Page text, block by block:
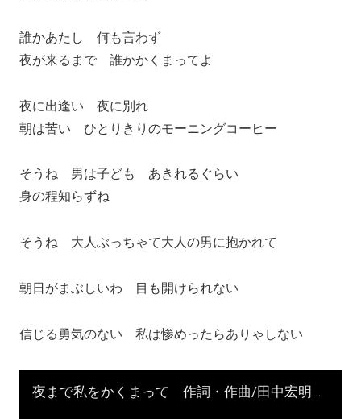
誰かあたし 何も言わず
夜が来るまで 誰かかくまってよ
夜に出逢い 夜に別れ
朝は苦い ひとりきりのモーニングコーヒー
そうね 男は子ども あきれるぐらい
身の程知らずね
そうね 大人ぶっちゃて大人の男に抱かれて
朝日がまぶしいわ 目も開けられない
信じる勇気のない 私は惨めったらありゃしない
夜まで私をかくまって 作詞・作曲/田中宏明 #shorts #ZINE #サイドカー #放送作家